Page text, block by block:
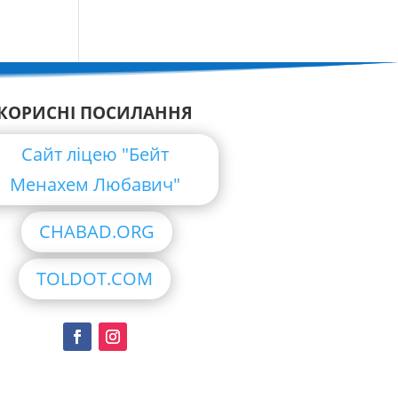
ПОСИЛАННЯ
Сайт ліцею "Бейт
Менахем Любавич"
CHABAD.ORG
TOLDOT.COM